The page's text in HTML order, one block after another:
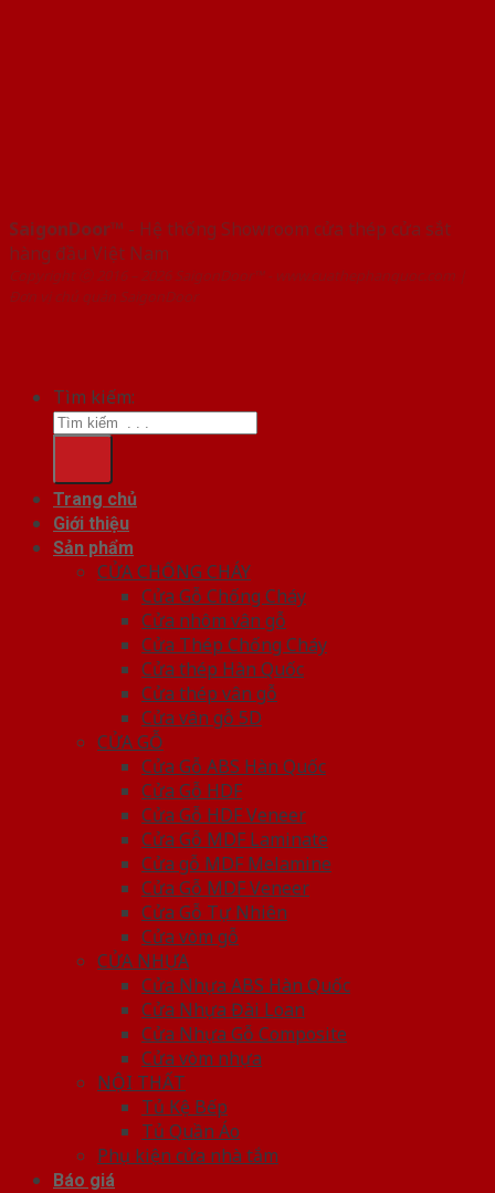
SaigonDoor™ - Hệ thống Showroom cửa thép cửa sắt
hàng đầu Việt Nam
Copyright ⓒ 2016 – 2026 SaigonDoor™ - www.cuathephanquoc.com |
Đơn vị chủ quản SaigonDoor
Tìm kiếm:
Trang chủ
Giới thiệu
Sản phẩm
CỬA CHỐNG CHÁY
Cửa Gỗ Chống Cháy
Cửa nhôm vân gỗ
Cửa Thép Chống Cháy
Cửa thép Hàn Quốc
Cửa thép vân gỗ
Cửa vân gỗ 5D
CỬA GỖ
Cửa Gỗ ABS Hàn Quốc
Cửa Gỗ HDF
Cửa Gỗ HDF Veneer
Cửa Gỗ MDF Laminate
Cửa gỗ MDF Melamine
Cửa Gỗ MDF Veneer
Cửa Gỗ Tự Nhiên
Cửa vòm gỗ
CỬA NHỰA
Cửa Nhựa ABS Hàn Quốc
Cửa Nhựa Đài Loan
Cửa Nhựa Gỗ Composite
Cửa vòm nhựa
NỘI THẤT
Tủ Kệ Bếp
Tủ Quần Áo
Phụ kiện cửa nhà tắm
Báo giá